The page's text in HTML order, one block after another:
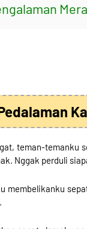
teman-temanku
Nggak perduli
membelikanku